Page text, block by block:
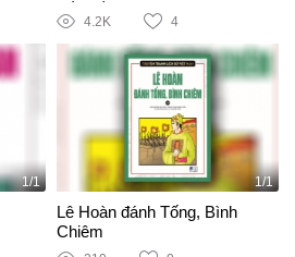
4.2K 4
1/1 1/1
Lê Hoàn đánh Tống, Bình
Chiêm